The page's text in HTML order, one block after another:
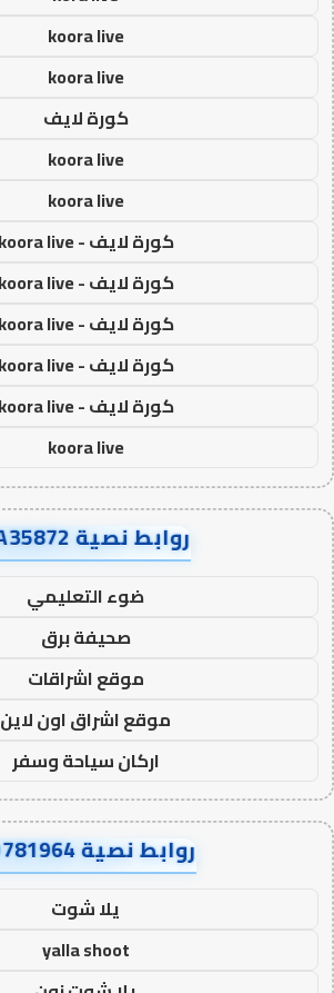
koora live
koora live
كورة لايف
koora live
koora live
كورة لايف - koora live
كورة لايف - koora live
كورة لايف - koora live
كورة لايف - koora live
كورة لايف - koora live
koora live
روابط نصية AA35872
ضوء التعليمي
صحيفة برق
موقع اشراقات
موقع اشراق اون لاين
اركان سياحة وسفر
روابط نصية FD781964
يلا شوت
yalla shoot